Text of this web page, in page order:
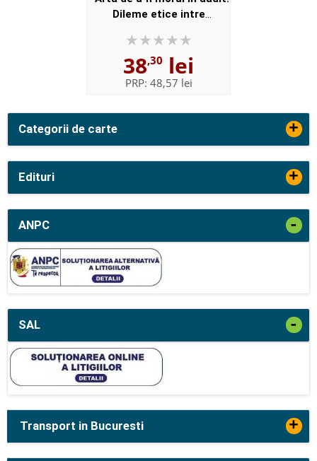
Categorii de carte +
Edituri +
ANPC -
SAL -
Dileme etice intre
38,30 lei
PRP: 48,57 lei
Transport in Bucuresti +